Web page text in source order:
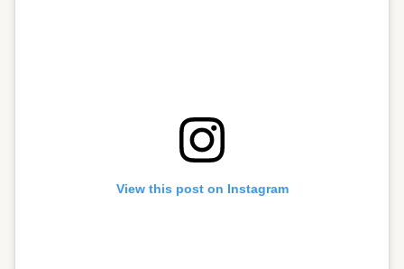
View this post on Instagram